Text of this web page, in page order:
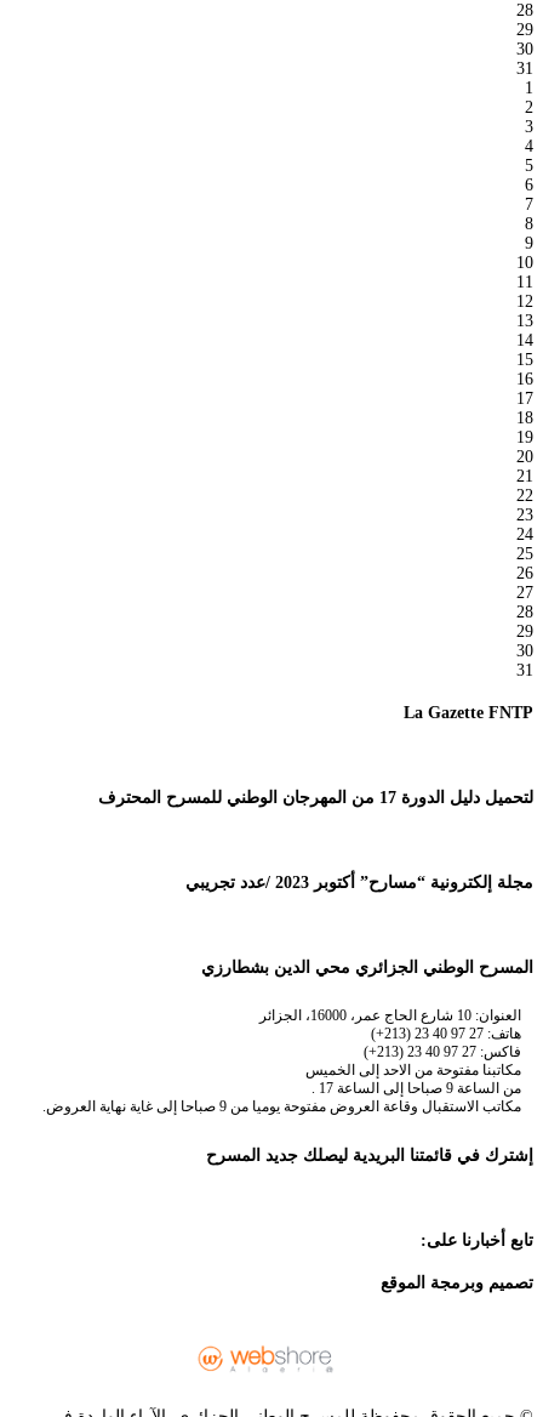
28
29
30
31
1
2
3
4
5
6
7
8
9
10
11
12
13
14
15
16
17
18
19
20
21
22
23
24
25
26
27
28
29
30
31
La Gazette FNTP
لتحميل دليل الدورة 17 من المهرجان الوطني للمسرح المحترف
مجلة إلكترونية “مسارح” أكتوبر 2023 /عدد تجريبي
المسرح الوطني الجزائري محي الدين بشطارزي
العنوان: 10 شارع الحاج عمر، 16000، الجزائر
هاتف: 27 97 40 23 (213+)
فاكس: 27 97 40 23 (213+)
مكاتبنا مفتوحة من الاحد إلى الخميس
من الساعة 9 صباحا إلى الساعة 17 .
مكاتب الاستقبال وقاعة العروض مفتوحة يوميا من 9 صباحا إلى غاية نهاية العروض.
إشترك في قائمتنا البريدية ليصلك جديد المسرح
تابع أخبارنا على:
تصميم وبرمجة الموقع